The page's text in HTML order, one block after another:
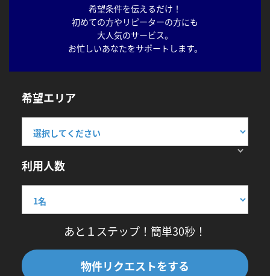
希望条件を伝えるだけ！
初めての方やリピーターの方にも
大人気のサービス。
お忙しいあなたをサポートします。
希望エリア
利用人数
あと１ステップ！簡単30秒！
物件リクエストをする